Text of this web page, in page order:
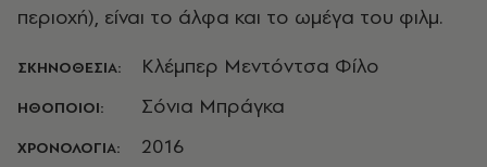
περιοχή), είναι το άλφα και το ωμέγα του φιλμ.
ΣΚΗΝΟΘΕΣΙΑ: Κλέμπερ Μεντόντσα Φίλο
ΗΘΟΠΟΙΟΙ: Σόνια Μπράγκα
ΧΡΟΝΟΛΟΓΙΑ: 2016